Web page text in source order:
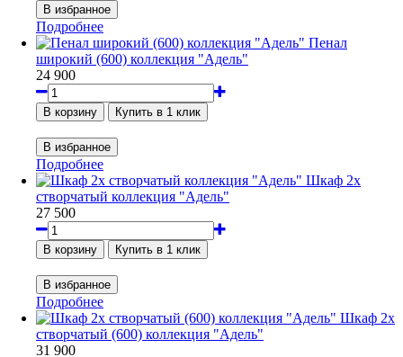
Подробнее
Пенал
широкий (600) коллекция "Адель"
24 900
Подробнее
Шкаф 2х
створчатый коллекция "Адель"
27 500
Подробнее
Шкаф 2х
створчатый (600) коллекция "Адель"
31 900